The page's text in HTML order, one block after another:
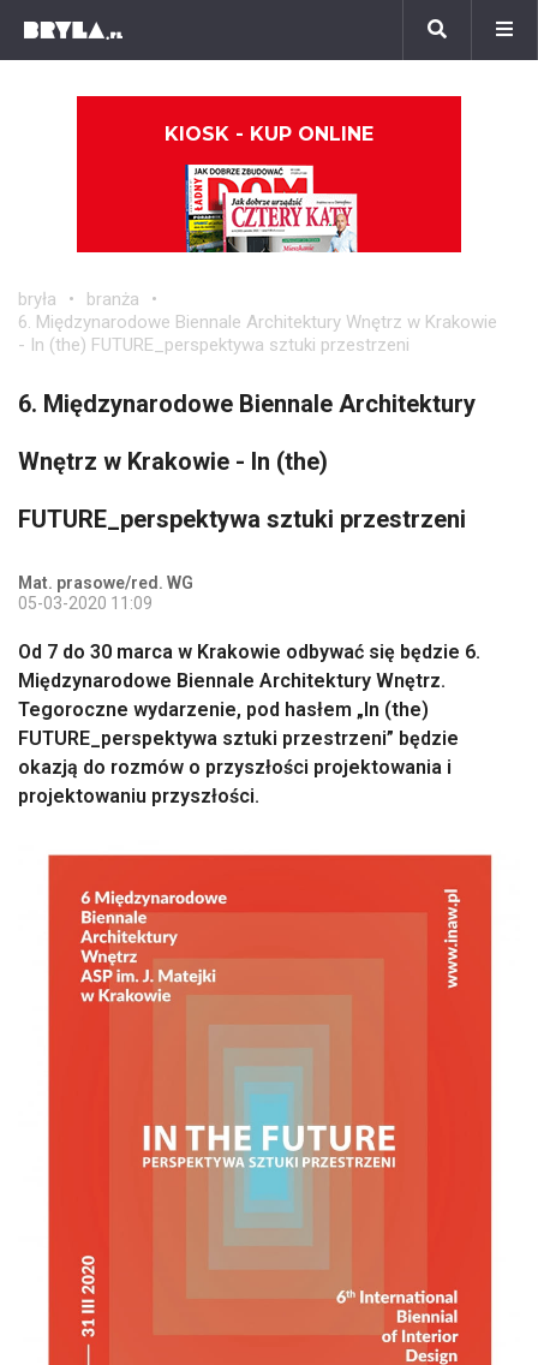
KIOSK - KUP ONLINE
bryła
branża
6. Międzynarodowe Biennale Architektury Wnętrz w Krakowie
- In (the) FUTURE_perspektywa sztuki przestrzeni
6. Międzynarodowe Biennale Architektury
Wnętrz w Krakowie - In (the)
FUTURE_perspektywa sztuki przestrzeni
Mat. prasowe/red. WG
05-03-2020 11:09
Od 7 do 30 marca w Krakowie odbywać się będzie 6.
Międzynarodowe Biennale Architektury Wnętrz.
Tegoroczne wydarzenie, pod hasłem „In (the)
FUTURE_perspektywa sztuki przestrzeni” będzie
okazją do rozmów o przyszłości projektowania i
projektowaniu przyszłości.